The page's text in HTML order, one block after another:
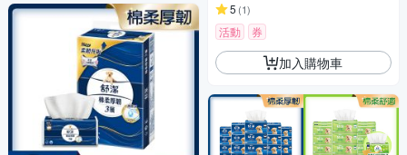
5 (1)
活動 券
加入購物車